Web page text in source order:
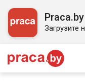
Praca.by
Загрузите